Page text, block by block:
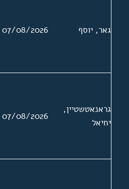
גאר, יוסף 07/08/2026
גראנאטשטיין,
יחיאל
07/08/2026